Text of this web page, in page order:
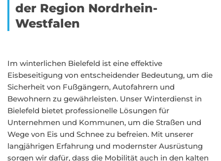
der Region Nordrhein-
Westfalen
Im winterlichen Bielefeld ist eine effektive
Eisbeseitigung von entscheidender Bedeutung, um die
Sicherheit von Fußgängern, Autofahrern und
Bewohnern zu gewährleisten. Unser Winterdienst in
Bielefeld bietet professionelle Lösungen für
Unternehmen und Kommunen, um die Straßen und
Wege von Eis und Schnee zu befreien. Mit unserer
langjährigen Erfahrung und modernster Ausrüstung
sorgen wir dafür, dass die Mobilität auch in den kalten